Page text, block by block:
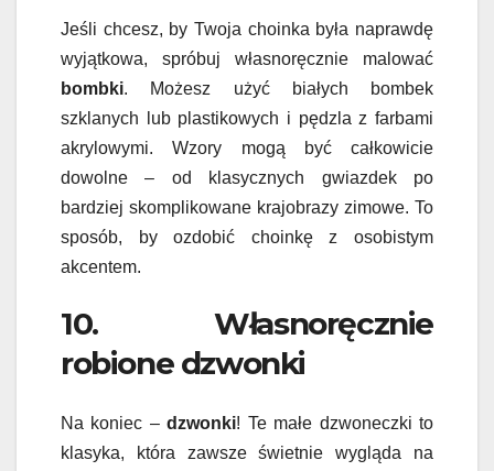
Jeśli chcesz, by Twoja choinka była naprawdę
wyjątkowa, spróbuj własnoręcznie malować
bombki. Możesz użyć białych bombek
szklanych lub plastikowych i pędzla z farbami
akrylowymi. Wzory mogą być całkowicie
dowolne – od klasycznych gwiazdek po
bardziej skomplikowane krajobrazy zimowe. To
sposób, by ozdobić choinkę z osobistym
akcentem.
10. Własnoręcznie
robione dzwonki
Na koniec –dzwonki! Te małe dzwoneczki to
klasyka, która zawsze świetnie wygląda na